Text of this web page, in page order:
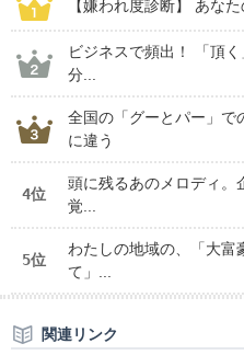
【嫌われ度診断】 あな
ビジネスで頻出！ 「頂
分...
全国の「グーとパー」で
に違う
4位
頭に残るあのメロディ。
覚...
5位
わたしの地域の、「大富
て」...
関連リンク